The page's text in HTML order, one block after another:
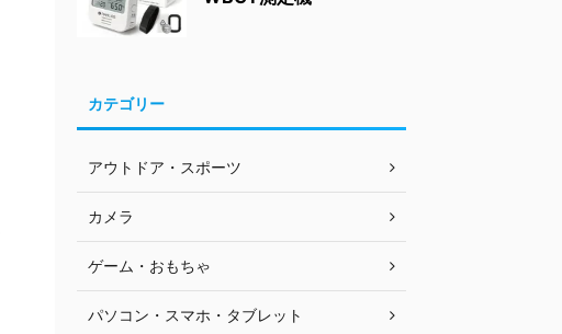
カテゴリー
アウトドア・スポーツ
カメラ
ゲーム・おもちゃ
パソコン・スマホ・タブレット